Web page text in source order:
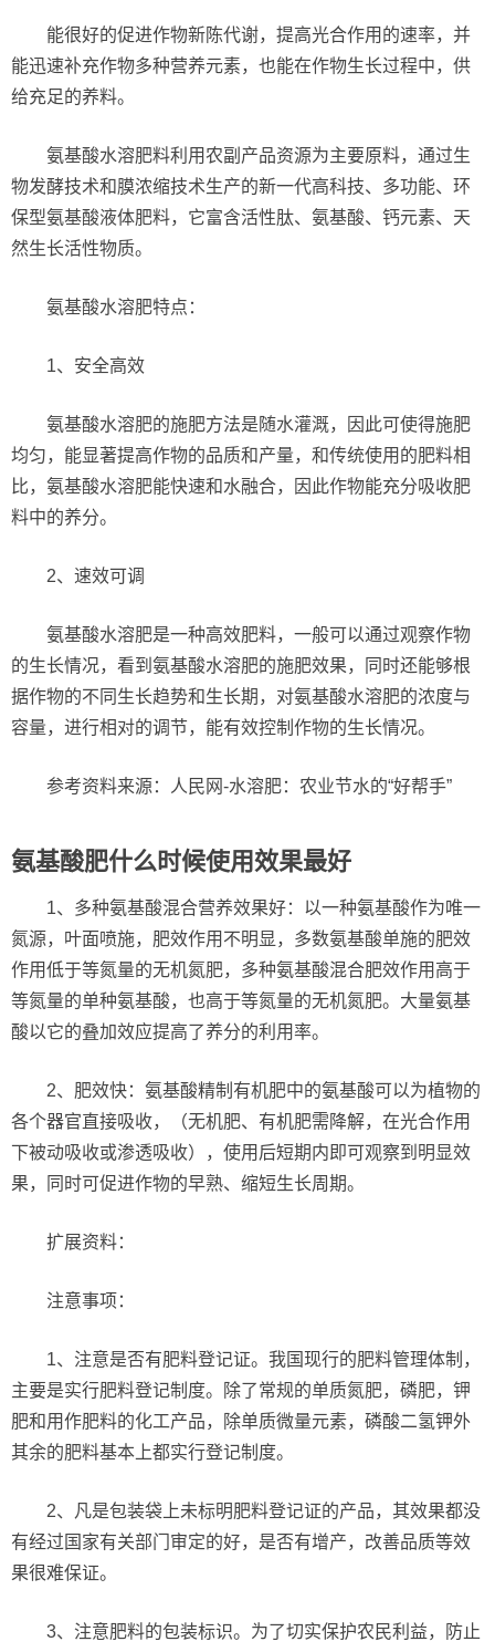
能很好的促进作物新陈代谢，提高光合作用的速率，并
能迅速补充作物多种营养元素，也能在作物生长过程中，供
给充足的养料。
氨基酸水溶肥料利用农副产品资源为主要原料，通过生
物发酵技术和膜浓缩技术生产的新一代高科技、多功能、环
保型氨基酸液体肥料，它富含活性肽、氨基酸、钙元素、天
然生长活性物质。
氨基酸水溶肥特点：
1、安全高效
氨基酸水溶肥的施肥方法是随水灌溉，因此可使得施肥
均匀，能显著提高作物的品质和产量，和传统使用的肥料相
比，氨基酸水溶肥能快速和水融合，因此作物能充分吸收肥
料中的养分。
2、速效可调
氨基酸水溶肥是一种高效肥料，一般可以通过观察作物
的生长情况，看到氨基酸水溶肥的施肥效果，同时还能够根
据作物的不同生长趋势和生长期，对氨基酸水溶肥的浓度与
容量，进行相对的调节，能有效控制作物的生长情况。
参考资料来源：人民网-水溶肥：农业节水的“好帮手”
氨基酸肥什么时候使用效果最好
1、多种氨基酸混合营养效果好：以一种氨基酸作为唯一
氮源，叶面喷施，肥效作用不明显，多数氨基酸单施的肥效
作用低于等氮量的无机氮肥，多种氨基酸混合肥效作用高于
等氮量的单种氨基酸，也高于等氮量的无机氮肥。大量氨基
酸以它的叠加效应提高了养分的利用率。
2、肥效快：氨基酸精制有机肥中的氨基酸可以为植物的
各个器官直接吸收，（无机肥、有机肥需降解，在光合作用
下被动吸收或渗透吸收），使用后短期内即可观察到明显效
果，同时可促进作物的早熟、缩短生长周期。
扩展资料：
注意事项：
1、注意是否有肥料登记证。我国现行的肥料管理体制，
主要是实行肥料登记制度。除了常规的单质氮肥，磷肥，钾
肥和用作肥料的化工产品，除单质微量元素，磷酸二氢钾外
其余的肥料基本上都实行登记制度。
2、凡是包装袋上未标明肥料登记证的产品，其效果都没
有经过国家有关部门审定的好，是否有增产，改善品质等效
果很难保证。
3、注意肥料的包装标识。为了切实保护农民利益，防止